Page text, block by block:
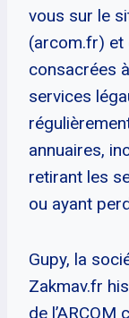
vous sur le
(arcom.fr) et
consacrées
services
annuaires,
retirant les
ou ayant
Gupy, la
Zakmav.fr
de